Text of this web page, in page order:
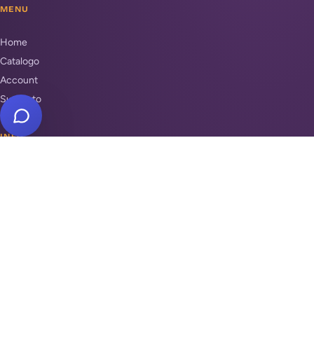
MENU
Home
Catalogo
Account
Supporto
INFO